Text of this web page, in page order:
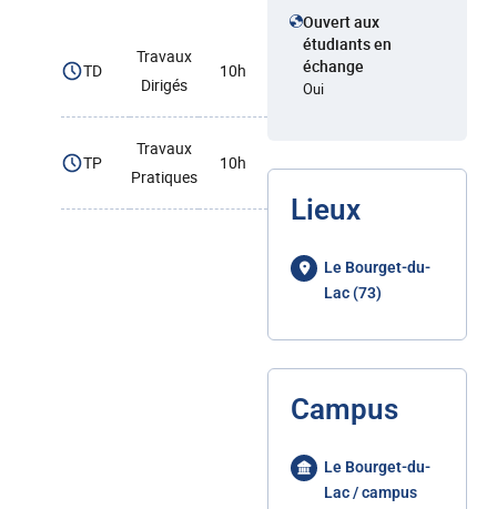
TD
Travaux
Dirigés
10h
TP
Travaux
Pratiques
10h
Ouvert aux
étudiants en
échange
Oui
Lieux
Le Bourget-du-
Lac (73)
Campus
Le Bourget-du-
Lac / campus